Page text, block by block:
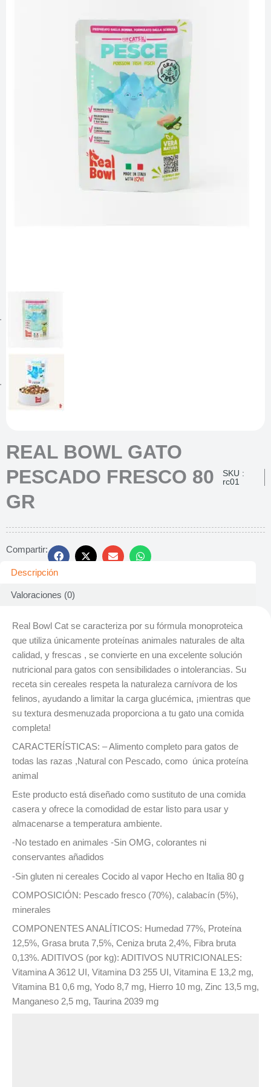
REAL BOWL GATO
PESCADO FRESCO 80
GR
SKU :
rc01
Compartir:
Descripción
Valoraciones (0)
Real Bowl Cat se caracteriza por su fórmula monoproteica
que utiliza únicamente proteínas animales naturales de alta
calidad, y frescas , se convierte en una excelente solución
nutricional para gatos con sensibilidades o intolerancias. Su
receta sin cereales respeta la naturaleza carnívora de los
felinos, ayudando a limitar la carga glucémica, ¡mientras que
su textura desmenuzada proporciona a tu gato una comida
completa!
CARACTERÍSTICAS: – Alimento completo para gatos de
todas las razas ,Natural con Pescado, como única proteína
animal
Este producto está diseñado como sustituto de una comida
casera y ofrece la comodidad de estar listo para usar y
almacenarse a temperatura ambiente.
-No testado en animales -Sin OMG, colorantes ni
conservantes añadidos
-Sin gluten ni cereales Cocido al vapor Hecho en Italia 80 g
COMPOSICIÓN: Pescado fresco (70%), calabacín (5%),
minerales
COMPONENTES ANALÍTICOS: Humedad 77%, Proteína
12,5%, Grasa bruta 7,5%, Ceniza bruta 2,4%, Fibra bruta
0,13%. ADITIVOS (por kg): ADITIVOS NUTRICIONALES:
Vitamina A 3612 UI, Vitamina D3 255 UI, Vitamina E 13,2 mg,
Vitamina B1 0,6 mg, Yodo 8,7 mg, Hierro 10 mg, Zinc 13,5 mg,
Manganeso 2,5 mg, Taurina 2039 mg